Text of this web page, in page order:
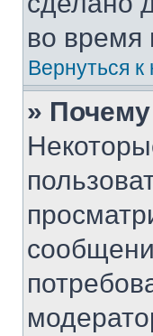
во время
Вернуться к
»